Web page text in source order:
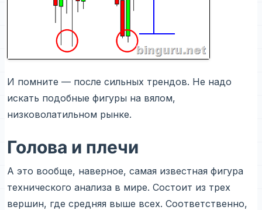
И помните — после сильных трендов. Не надо
искать подобные фигуры на вялом,
низковолатильном рынке.
Голова и плечи
А это вообще, наверное, самая известная фигура
технического анализа в мире. Состоит из трех
вершин, где средняя выше всех. Соответственно,